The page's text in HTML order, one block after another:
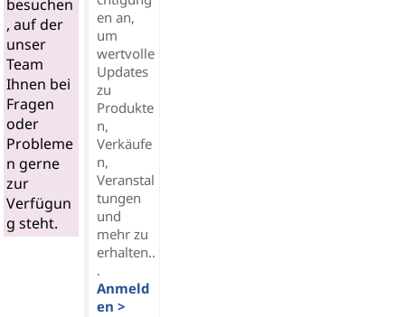
besuchen
, auf der
unser
Team
Ihnen bei
Fragen
oder
Probleme
n gerne
zur
Verfügun
g steht.
en an,
um
wertvolle
Updates
zu
Produkte
n,
Verkäufe
n,
Veranstal
tungen
und
mehr zu
erhalten..
.
Anmeld
en >